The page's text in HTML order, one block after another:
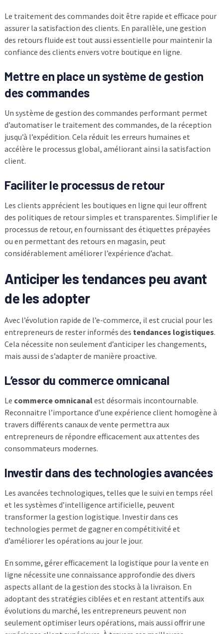
Le traitement des commandes doit être rapide et efficace pour
assurer la satisfaction des clients. En parallèle, une gestion
des retours fluide est tout aussi essentielle pour maintenir la
confiance des clients envers votre boutique en ligne.
Mettre en place un système de gestion
des commandes
Un système de gestion des commandes performant permet
d’automatiser le traitement des commandes, de la réception
jusqu’à l’expédition. Cela réduit les erreurs humaines et
accélère le processus global, améliorant ainsi la satisfaction
client.
Faciliter le processus de retour
Les clients apprécient les boutiques en ligne qui leur offrent
des politiques de retour simples et transparentes. Simplifier le
processus de retour, en fournissant des étiquettes prépayées
ou en permettant des retours en magasin, peut
considérablement améliorer l’expérience d’achat.
Anticiper les tendances peu avant
de les adopter
Avec l’évolution rapide de l’e-commerce, il est crucial pour les
entrepreneurs de rester informés des tendances logistiques.
Cela nécessite non seulement d’anticiper les changements,
mais aussi de s’adapter de manière proactive.
L’essor du commerce omnicanal
Le commerce omnicanalest désormais incontournable.
Reconnaitre l’importance d’une expérience client homogène à
travers différents canaux de vente permettra aux
entrepreneurs de répondre efficacement aux attentes des
consommateurs modernes.
Investir dans des technologies avancées
Les avancées technologiques, telles que le suivi en temps réel
et les systèmes d’intelligence artificielle, peuvent
transformer la gestion logistique. Investir dans ces
technologies permet de gagner en compétitivité et
d’améliorer les opérations au jour le jour.
En somme, gérer efficacement la logistique pour la vente en
ligne nécessite une connaissance approfondie des divers
aspects allant de la gestion des stocks à la livraison. En
adoptant des stratégies ciblées et en restant attentifs aux
évolutions du marché, les entrepreneurs peuvent non
seulement optimiser leurs opérations, mais aussi offrir une